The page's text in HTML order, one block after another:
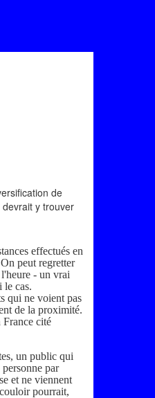
de
y trouver
effectués en
peut regretter
- un vrai
le cas.
qui ne voient pas
de la proximité.
France cité
un public qui
par
et ne viennent
pourrait,